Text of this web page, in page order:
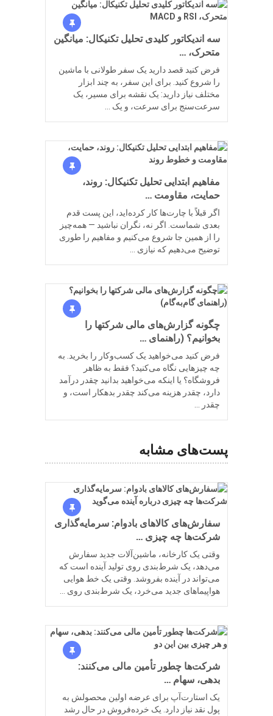
سه اندیکاتور کلیدی تحلیل تکنیکال: میانگین
متحرک، …
فرض کنید قصد دارید یک سفر طولانی با ماشین
را شروع کنید. برای این سفر، به چند ابزار
مختلف نیاز دارید: یک نقشه برای مسیر، یک
سرعت‌سنج برای سرعت، و یک …
مفاهیم ابتدایی تحلیل تکنیکال: روند،
حمایت، مقاومت …
اگر قبلاً با چارت‌ها کار کرده‌اید، این پست قدم
بعدی شماست. اگر نه، نگران نباشید — همه‌چیز
را از همین جا شروع می‌کنیم و مفاهیم را طوری
توضیح می‌دهیم که نیازی …
چگونه گزارش‌های مالی شرکتها را
بخوانیم؟ (راهنمای …
فرض کنید می‌خواهید یک کسب‌وکار را بخرید. به
چه چیزهایی نگاه می‌کنید؟ فقط به ظاهر
فروشگاه؟ یا اینکه می‌خواهید بدانید چقدر درآمد
دارد، چقدر هزینه می‌کند چقدر بدهکار است، و
چقدر …
پست‌های مشابه
سفارش‌های کالاهای بادوام: سرمایه‌گذاری
شرکت‌ها چه چیزی …
وقتی یک کارخانه، ماشین‌آلات جدید سفارش
می‌دهد، یک شرط‌بندی روی تولید آینده است که
می‌تواند در آینده بفروشد. وقتی یک خط هوایی
هواپیماهای جدید می‌خرد، یک شرط‌بندی روی …
شرکت‌ها چطور تأمین مالی می‌کنند:
بدهی، سهام …
یک استارت‌آپ برای عرضه اولین محصولش به
پول نقد نیاز دارد. یک خرده‌فروش در حال رشد